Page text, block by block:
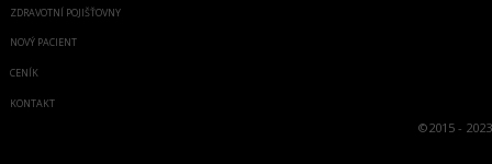
ZDRAVOTNÍ POJIŠŤOVNY
NOVÝ PACIENT
CENÍK
KONTAKT
©2015 - 2023